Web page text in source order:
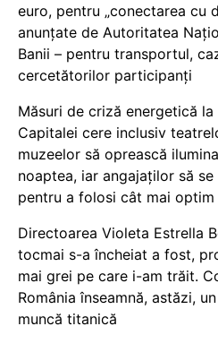
euro, pentru „conectarea cu
anunțate de Autoritatea
Banii – pentru transportul,
cercetătorilor participanți
Măsuri de criză energetică la
Capitalei cere inclusiv
muzeelor să oprească
noaptea, iar angajaților să
pentru a folosi cât mai
Directoarea Violeta Estrella
tocmai s-a încheiat a fost,
mai grei pe care i-am trăit.
România înseamnă, astăzi,
muncă titanică